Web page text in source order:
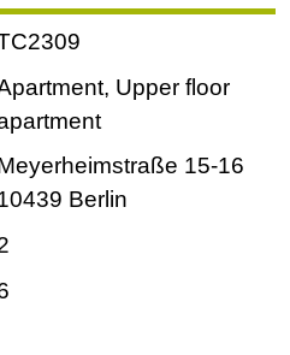
Upper floor
15-16
Berlin